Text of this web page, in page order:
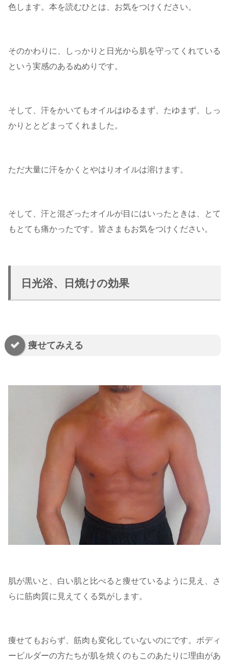
色します。本を読むひとは、お気をつけください。
そのかわりに、しっかりと日光から肌を守ってくれている
という実感のあるぬめりです。
そして、汗をかいてもオイルはゆるまず、たゆまず、しっ
かりととどまってくれました。
ただ大量に汗をかくとやはりオイルは溶けます。
そして、汗と混ざったオイルが目にはいったときは、とて
もとても痛かったです。皆さまもお気をつけください。
日光浴、日焼けの効果
痩せてみえる
肌が黒いと、白い肌と比べると痩せているように見え、さ
らに筋肉質に見えてくる気がします。
痩せてもおらず、筋肉も変化していないのにです。ボディ
ービルダーの方たちが肌を焼くのもこのあたりに理由があ